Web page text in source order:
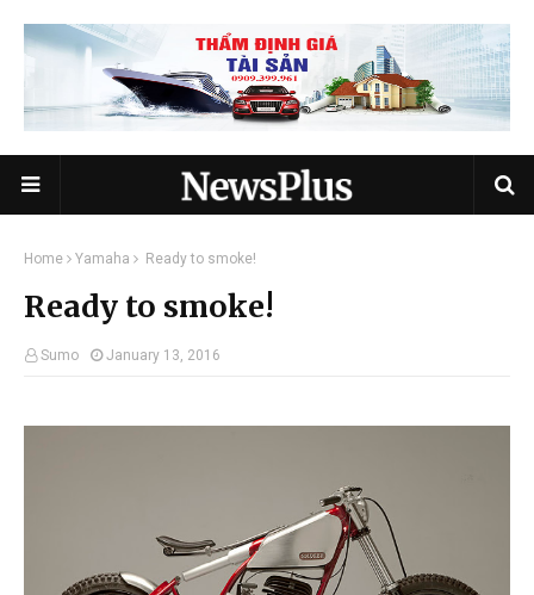
Home Yamaha Ready to smoke!
Ready to smoke!
Sumo January 13, 2016